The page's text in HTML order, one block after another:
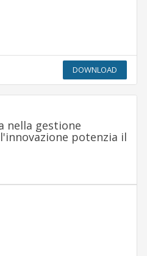
DOWNLOAD
nella gestione
potenzia il